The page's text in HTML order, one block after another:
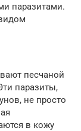
паразитами.
песчаной
паразиты,
не просто
в кожу